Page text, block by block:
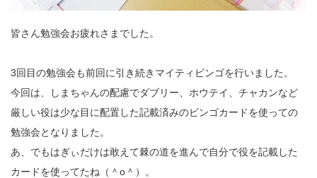
皆さん勉強会お疲れさまでした。
3回目の勉強会も前回に引き続きマイティビンゴを行いました。
今回は、しまちゃんの配慮でダブリー、ホウテイ、チャカンなど
厳しい役は少な目に配置した記載済みのビンゴカードを使っての
勉強会となりました。
あ、でもはぎぃだけは敢えて棘の道を進んで自分で役を記載した
カードを使ってたね（＾o＾）。